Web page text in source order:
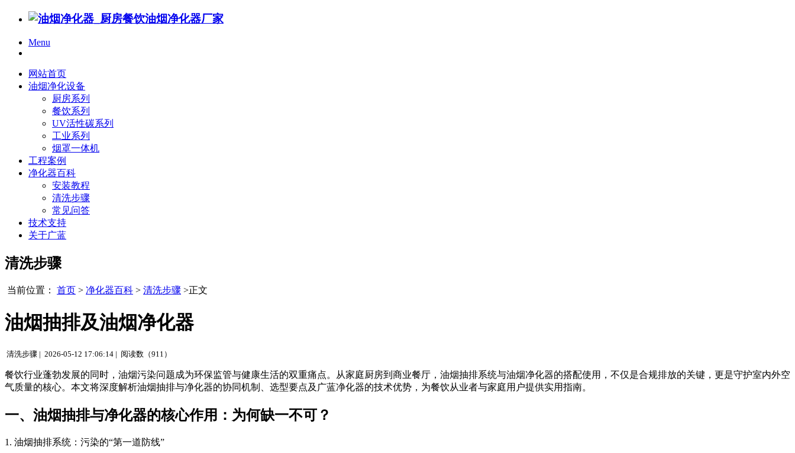
Menu
网站首页
油烟净化设备
厨房系列
餐饮系列
UV活性碳系列
工业系列
烟罩一体机
工程案例
净化器百科
安装教程
清洗步骤
常见问答
技术支持
关于广蓝
清洗步骤
当前位置： 首页 > 净化器百科 > 清洗步骤 >正文
油烟抽排及油烟净化器
清洗步骤 | 2026-05-12 17:06:14 | 阅读数（911）
餐饮行业蓬勃发展的同时，油烟污染问题成为环保监管与健康生活的双重痛点。从家庭厨房到商业餐厅，油烟抽排系统与油烟净化器的搭配使用，不仅是合规排放的关键，更是守护室内外空
气质量的核心。本文将深度解析油烟抽排与净化器的协同机制、选型要点及广蓝净化器的技术优势，为餐饮从业者与家庭用户提供实用指南。
一、油烟抽排与净化器的核心作用：为何缺一不可？
1. 油烟抽排系统：污染的“第一道防线”